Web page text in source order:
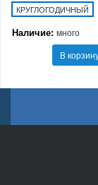
КРУГЛОГОДИЧНЫЙ
Наличие: много
В